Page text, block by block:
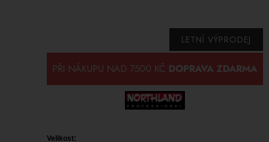
LETNÍ VÝPRODEJ
Velikost: